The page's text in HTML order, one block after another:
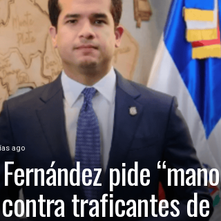
ago
pide “mano
traficantes de